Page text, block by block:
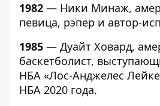
1982 — Ники Минаж,
певица, рэпер и автор-
1985 — Дуайт Ховард,
баскетболист,
НБА «Лос-Анджелес
НБА 2020 года.